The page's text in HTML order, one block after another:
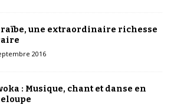
une extraordinaire richesse
2016
: Musique, chant et danse en